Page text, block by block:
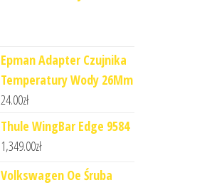
Epman Adapter Czujnika
Temperatury Wody 26Mm
24.00zł
Thule WingBar Edge 9584
1,349.00zł
Volkswagen Oe Śruba